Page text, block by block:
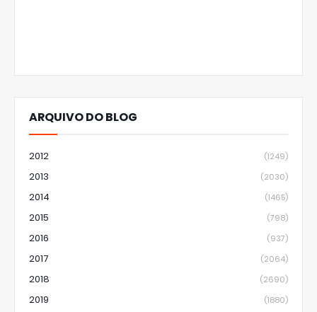
ARQUIVO DO BLOG
2012 (1249)
2013 (2030)
2014 (1465)
2015 (798)
2016 (937)
2017 (2064)
2018 (2690)
2019 (1880)